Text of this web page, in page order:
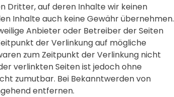
Dritter, auf deren Inhalte wir keinen
Inhalte auch keine Gewähr übernehmen.
Anbieter oder Betreiber der Seiten
der Verlinkung auf mögliche
zum Zeitpunkt der Verlinkung nicht
verlinkten Seiten ist jedoch ohne
zumutbar. Bei Bekanntwerden von
entfernen.